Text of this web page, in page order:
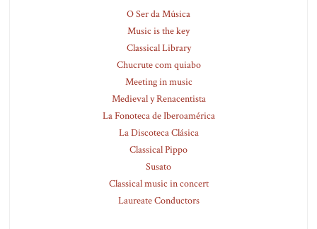
O Ser da Música
Music is the key
Classical Library
Chucrute com quiabo
Meeting in music
Medieval y Renacentista
La Fonoteca de Iberoamérica
La Discoteca Clásica
Classical Pippo
Susato
Classical music in concert
Laureate Conductors